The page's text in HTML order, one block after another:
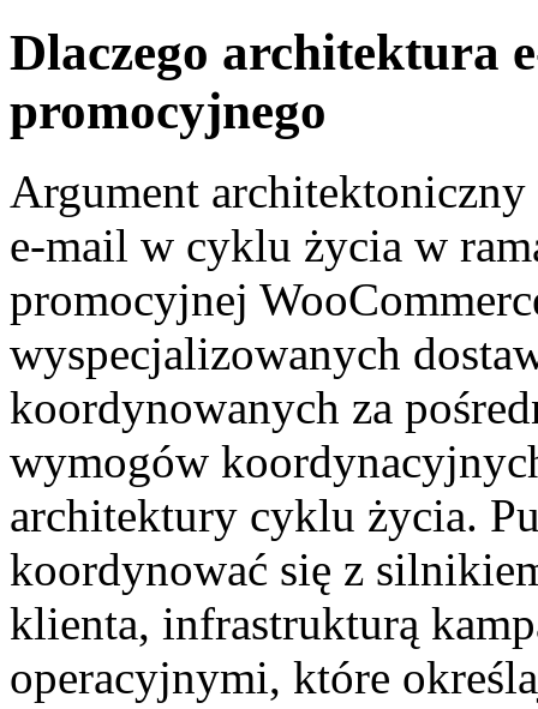
Dlaczego architektura
promocyjnego
Argument
e-mail w cyklu życia w
promocyjnej
wyspecjalizowanych
koordynowanych za
wymogów
architektury cyklu życia.
koordynować się z
klienta, infrastrukturą
operacyjnymi, które